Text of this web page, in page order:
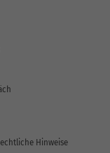
Hinweise